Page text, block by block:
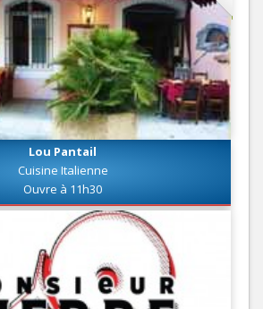
Lou Pantail
Cuisine Italienne
Ouvre à 11h30